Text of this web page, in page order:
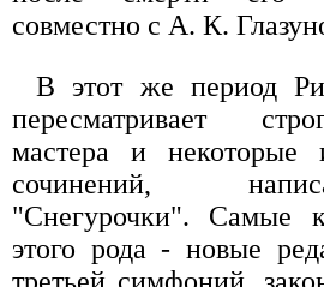
совместно с А. К.
В этот же период
пересматривает
мастера и некоторые
сочинений,
"Снегурочки". Самые
этого рода - новые
третьей симфоний,